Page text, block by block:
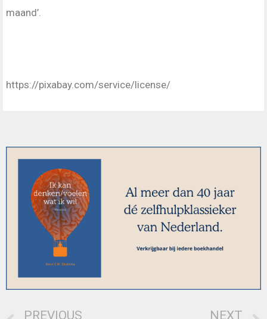
maand’.
https://pixabay.com/service/license/
PREVIOUS NEXT